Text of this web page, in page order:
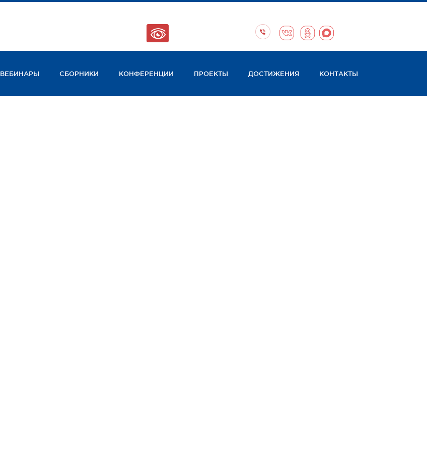
ВЕБИНАРЫ СБОРНИКИ КОНФЕРЕНЦИИ ПРОЕКТЫ ДОСТИЖЕНИЯ КОНТАКТЫ